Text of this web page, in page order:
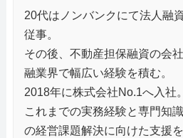
20代はノンバンクにて法人融
従事。
その後、不動産担保融資の会
融業界で幅広い経験を積む。
2018年に株式会社No.1へ入社。
これまでの実務経験と専門知
の経営課題解決に向けた支援を